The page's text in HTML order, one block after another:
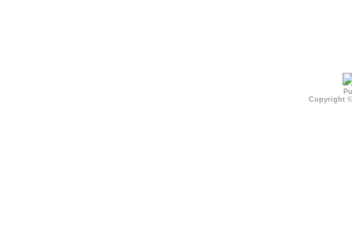
Copyright